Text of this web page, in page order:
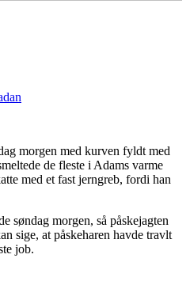
morgen med kurven fyldt med
de fleste i Adams varme
med et fast jerngreb, fordi han
søndag morgen, så påskejagten
sige, at påskeharen havde travlt
job.